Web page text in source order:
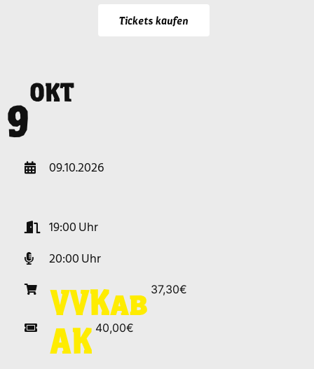
Tickets kaufen
9OKT
09.10.2026
19:00
20:00
VVKab 37,30€
AK 40,00€